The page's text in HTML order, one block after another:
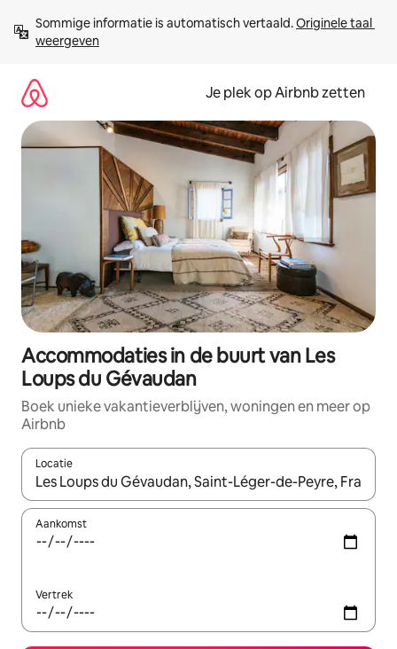
direct
naar
Sommige informatie is automatisch vertaald. Originele taal
weergeven
Je plek op Airbnb zetten
Accommodaties in de buurt van Les
Loups du Gévaudan
Boek unieke vakantieverblijven, woningen en meer op
Airbnb
Locatie
Wanneer er resultaten beschikbaar zijn, maak je een keuze
Aankomst
Vertrek